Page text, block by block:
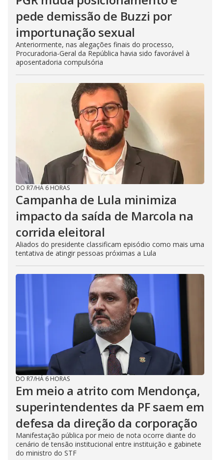
pede demissão de Buzzi por
importunação sexual
Anteriormente, nas alegações finais do processo,
Procuradoria-Geral da República havia sido favorável à
aposentadoria compulsória
DO R7/HÁ 6 HORAS
Campanha de Lula minimiza
impacto da saída de Marcola na
corrida eleitoral
Aliados do presidente classificam episódio como mais uma
tentativa de atingir pessoas próximas a Lula
DO R7/HÁ 6 HORAS
Em meio a atrito com Mendonça,
superintendentes da PF saem em
defesa da direção da corporação
Manifestação pública por meio de nota ocorre diante do
cenário de tensão institucional entre instituição e gabinete
do ministro do STF